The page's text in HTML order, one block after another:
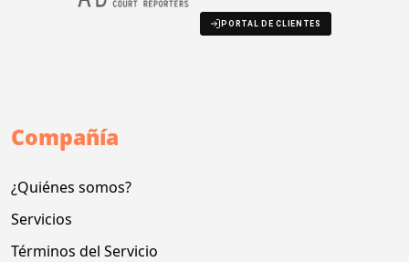
PORTAL DE CLIENTES
Compañía
¿Quiénes somos?
Servicios
Términos del Servicio